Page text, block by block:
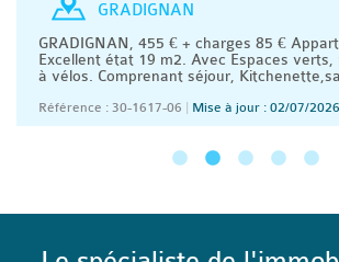
GRADIGNAN
GRADIGNAN, 455 € + charges 85 €
Excellent état 19 m2. Avec Espaces verts,
à vélos. Comprenant séjour,
Référence : 30-1617-06 Mise à jour : 02/07/2026